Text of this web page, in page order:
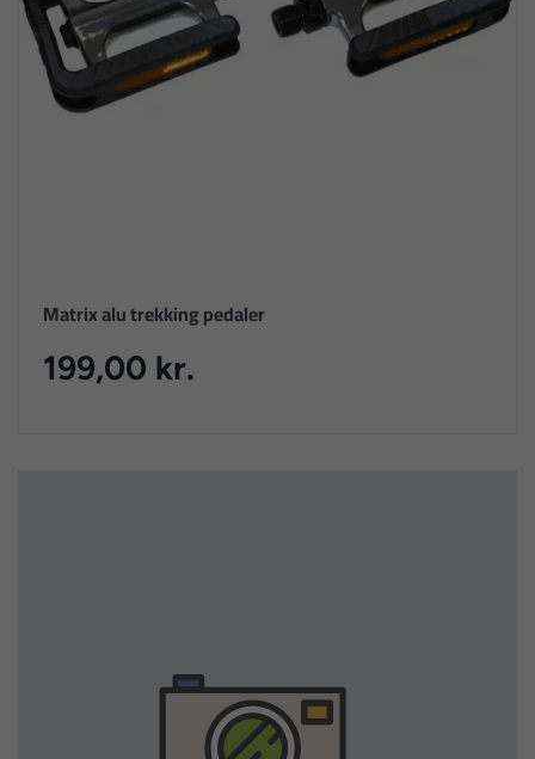
Matrix alu trekking pedaler
199,00 kr.